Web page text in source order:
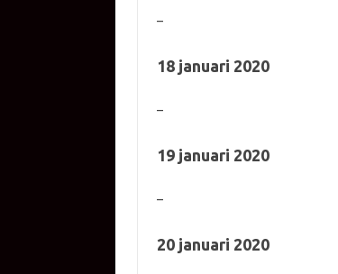
–
18 januari 2020
–
19 januari 2020
–
20 januari 2020